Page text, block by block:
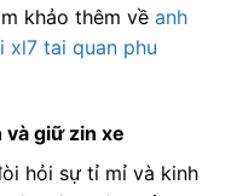
khảo thêm về anh
xl7 tai quan phu
giữ zin xe
hỏi sự tỉ mỉ và kinh